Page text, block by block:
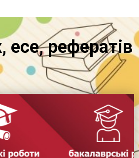
есе, рефератів